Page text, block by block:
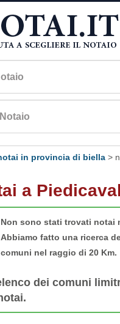
in provincia di biella >
a
Non sono stati trovati notai
Abbiamo fatto una ricerca
comuni nel raggio di 20 Km.
dei comuni